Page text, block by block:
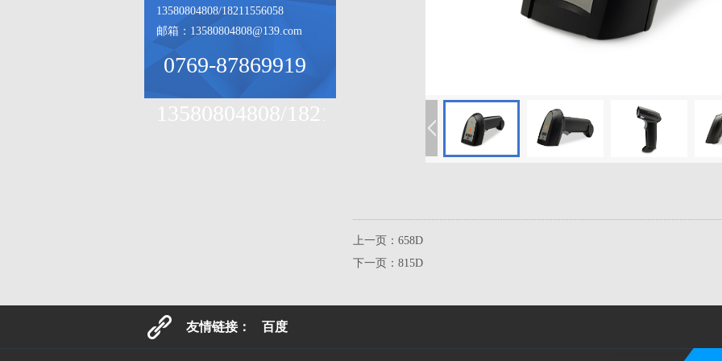
13580804808/18211556058
邮箱：13580804808@139.com
0769-87869919
13580804808/18211556058
上一页： 658D
下一页： 815D
友情链接： 百度